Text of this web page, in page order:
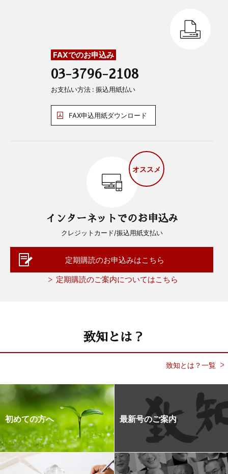
FAXでのお申込み
03-3796-2108
お支払い方法 : 振込用紙払い
FAX申込用紙ダウンロード
オススメ
インターネットでのお申込み
クレジットカード/振込用紙支払い
定期購読のお申込みはこちら
定期購読のご案内についてはこちら
致知とは？
致知とは？一覧
初めての方へ 最新号のご案内